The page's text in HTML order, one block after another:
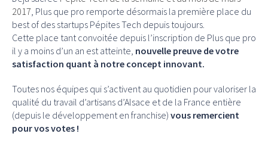
2017 , Plus que pro remporte désormais la première place du
best of des startups Pépites Tech depuis toujours.
Cette place tant convoitée depuis l’inscription de Plus que pro
il y a moins d’un an est atteinte, nouvelle preuve de votre
satisfaction quant à notre concept innovant.
Toutes nos équipes qui s’activent au quotidien pour valoriser la
qualité du travail d’artisans d’Alsace et de la France entière
(depuis le développement en franchise) vous remercient
pour vos votes !